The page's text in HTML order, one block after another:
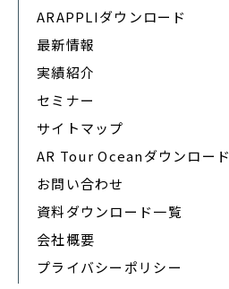
ARAPPLIダウンロード
最新情報
実績紹介
セミナー
サイトマップ
AR Tour Oceanダウンロード
お問い合わせ
資料ダウンロード一覧
会社概要
プライバシーポリシー